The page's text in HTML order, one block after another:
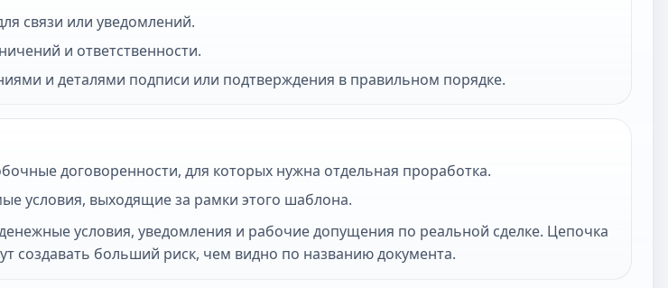
связи или уведомлений.
и ответственности.
и деталями подписи или подтверждения в правильном порядке.
договоренности, для которых нужна отдельная проработка.
условия, выходящие за рамки этого шаблона.
условия, уведомления и рабочие допущения по реальной сделке. Цепочка
создавать больший риск, чем видно по названию документа.